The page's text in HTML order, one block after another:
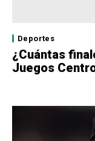
Deportes
¿Cuántas
Juegos